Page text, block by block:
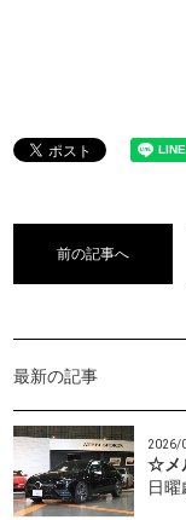
前の記事へ
最新の記事
2026/
☆メ
日曜